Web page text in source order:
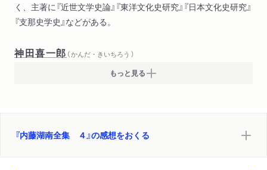
く、主著に『近世文学史論』『東洋文化史研究』『日本文化史研究』
『支那史学史』などがある。
神田喜一郎 （ かんだ・きいちろう ）
もっと見る
『内藤湖南全集 ４』の感想をおくる